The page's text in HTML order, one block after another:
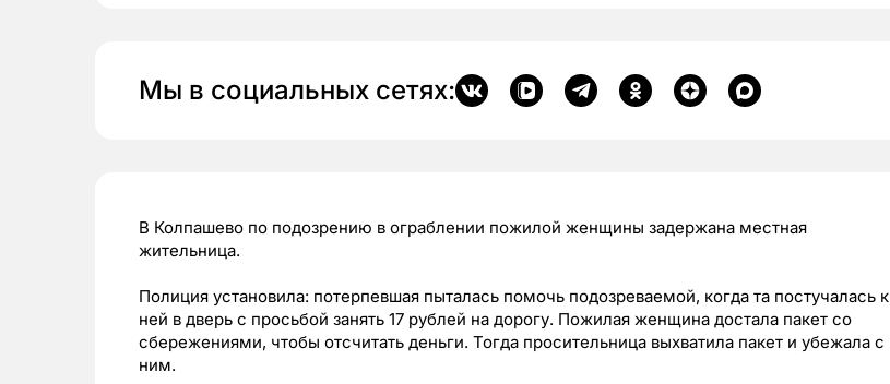
Мы в социальных сетях:
В Колпашево по подозрению в ограблении пожилой женщины задержана местная
жительница.
Полиция установила: потерпевшая пыталась помочь подозреваемой, когда та постучалась к
ней в дверь с просьбой занять 17 рублей на дорогу. Пожилая женщина достала пакет со
сбережениями, чтобы отсчитать деньги. Тогда просительница выхватила пакет и убежала с
ним.